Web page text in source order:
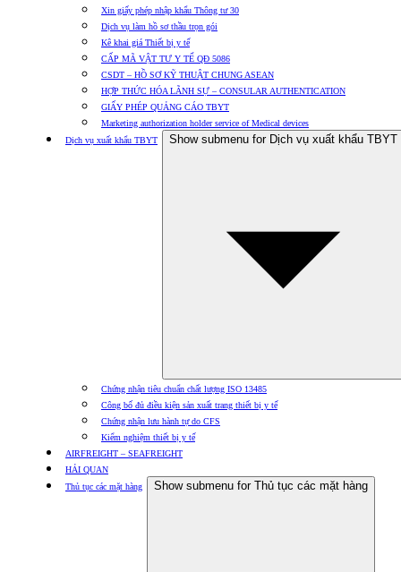
Xin giấy phép nhập khẩu Thông tư 30
Dịch vụ làm hồ sơ thầu trọn gói
Kê khai giá Thiết bị y tế
CẤP MÃ VẬT TƯ Y TẾ QĐ 5086
CSDT – HỒ SƠ KỸ THUẬT CHUNG ASEAN
HỢP THỨC HÓA LÃNH SỰ – CONSULAR AUTHENTICATION
GIẤY PHÉP QUẢNG CÁO TBYT
Marketing authorization holder service of Medical devices
Dịch vụ xuất khẩu TBYT
Show submenu for Dịch vụ xuất khẩu TBYT
Chứng nhận tiêu chuẩn chất lượng ISO 13485
Công bố đủ điều kiện sản xuất trang thiết bị y tế
Chứng nhận lưu hành tự do CFS
Kiểm nghiệm thiết bị y tế
AIRFREIGHT – SEAFREIGHT
HẢI QUAN
Thủ tục các mặt hàng
Show submenu for Thủ tục các mặt hàng